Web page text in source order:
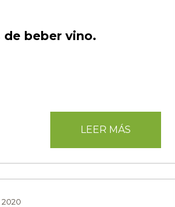
beber vino.
LEER MÁS
2020